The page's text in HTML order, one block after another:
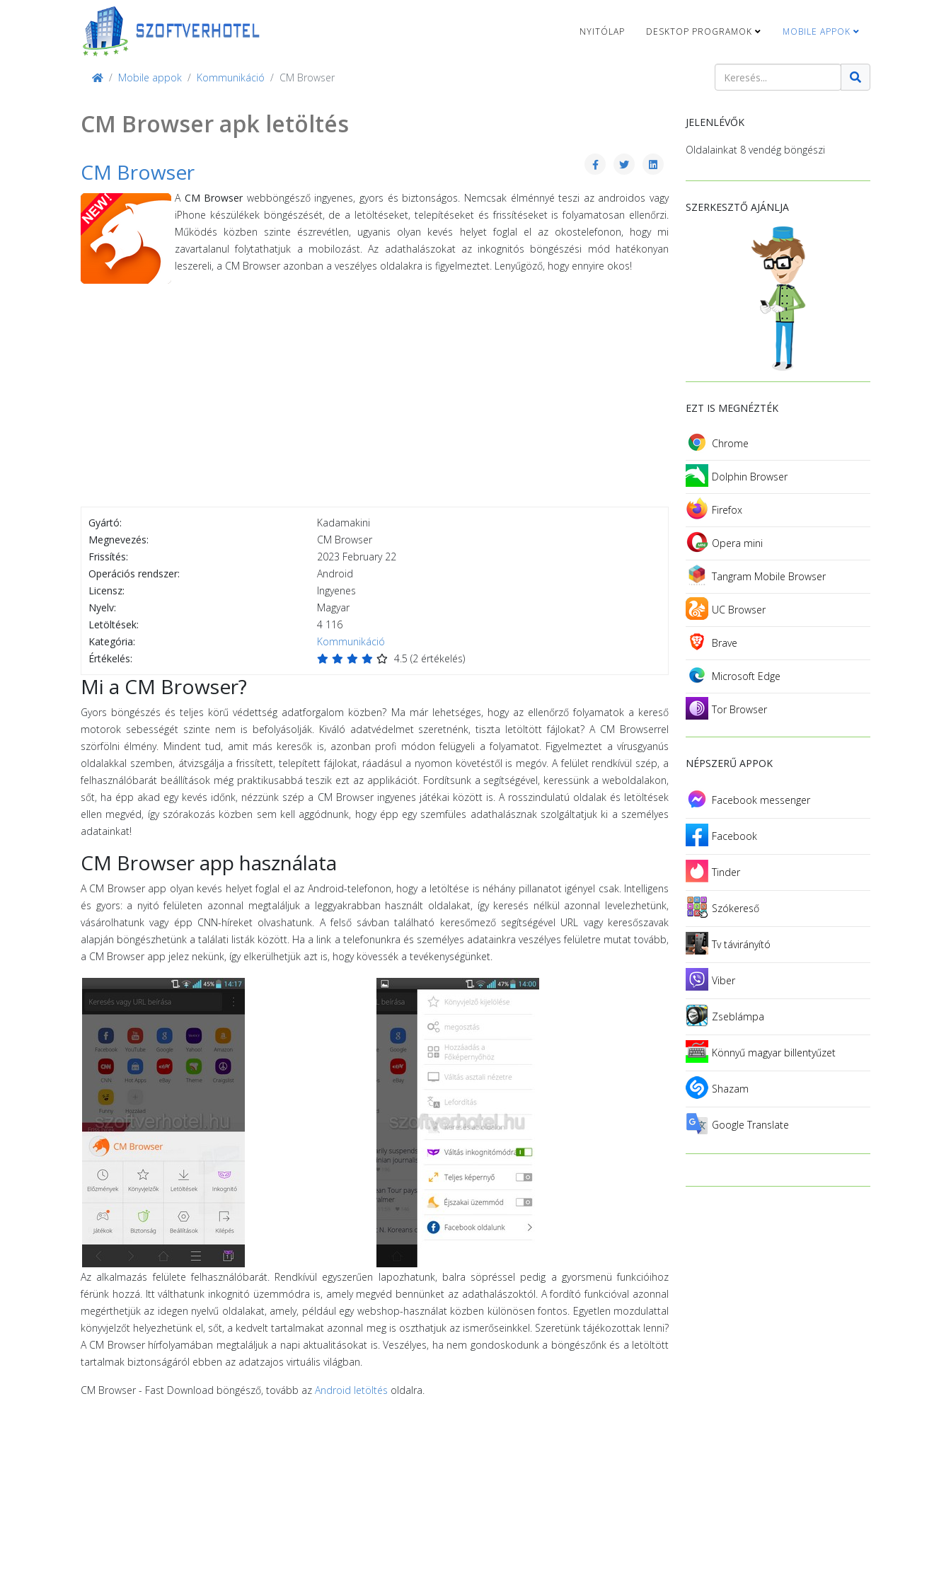
NYITÓLAP DESKTOP PROGRAMOK MOBILE APPOK
Mobile appok Kommunikáció CM Browser
Keresés
CM Browser apk letöltés
CM Browser
A CM Browser webböngésző ingyenes, gyors és biztonságos. Nemcsak élménnyé teszi az androidos vagy
iPhone készülékek böngészését, de a letöltéseket, telepítéseket és frissítéseket is folyamatosan ellenőrzi.
Működés közben szinte észrevétlen, ugyanis olyan kevés helyet foglal el az okostelefonon, hogy mi
zavartalanul folytathatjuk a mobilozást. Az adathalászokat az inkognitós böngészési mód hatékonyan
leszereli, a CM Browser azonban a veszélyes oldalakra is figyelmeztet. Lenyűgöző, hogy ennyire okos!
Gyártó:
Kadamakini
Megnevezés:
CM Browser
Frissítés:
2023 February 22
Operációs rendszer:
Android
Licensz:
Ingyenes
Nyelv:
Magyar
Letöltések:
4 116
Kategória:
Kommunikáció
Értékelés:
4.5 (2 értékelés)
Mi a CM Browser?
Gyors böngészés és teljes körű védettség adatforgalom közben? Ma már lehetséges, hogy az ellenőrző folyamatok a kereső
motorok sebességét szinte nem is befolyásolják. Kiváló adatvédelmet szeretnénk, tiszta letöltött fájlokat? A CM Browserrel
szörfölni élmény. Mindent tud, amit más keresők is, azonban profi módon felügyeli a folyamatot. Figyelmeztet a vírusgyanús
oldalakkal szemben, átvizsgálja a frissített, telepített fájlokat, ráadásul a nyomon követéstől is megóv. A felület rendkívül szép, a
felhasználóbarát beállítások még praktikusabbá teszik ezt az applikációt. Fordítsunk a segítségével, keressünk a weboldalakon,
sőt, ha épp akad egy kevés időnk, nézzünk szép a CM Browser ingyenes játékai között is. A rosszindulatú oldalak és letöltések
ellen megvéd, így szórakozás közben sem kell aggódnunk, hogy épp egy szemfüles adathalásznak szolgáltatjuk ki a személyes
adatainkat!
CM Browser app használata
A CM Browser app olyan kevés helyet foglal el az Android-telefonon, hogy a letöltése is néhány pillanatot igényel csak. Intelligens
és gyors: a nyitó felületen azonnal megtaláljuk a leggyakrabban használt oldalakat, így keresés nélkül azonnal levelezhetünk,
vásárolhatunk vagy épp CNN-híreket olvashatunk. A felső sávban található keresőmező segítségével URL vagy keresőszavak
alapján böngészhetünk a találati listák között. Ha a link a telefonunkra és személyes adatainkra veszélyes felületre mutat tovább,
a CM Browser app jelez nekünk, így elkerülhetjük azt is, hogy kövessék a tevékenységünket.
Az alkalmazás felülete felhasználóbarát. Rendkívül egyszerűen lapozhatunk, balra söpréssel pedig a gyorsmenü funkcióihoz
férünk hozzá. Itt válthatunk inkognitó üzemmódra is, amely megvéd bennünket az adathalászoktól. A fordító funkcióval azonnal
megérthetjük az idegen nyelvű oldalakat, amely, például egy webshop-használat közben különösen fontos. Egyetlen mozdulattal
könyvjelzőt helyezhetünk el, sőt, a kedvelt tartalmakat azonnal meg is oszthatjuk az ismerőseinkkel. Szeretünk tájékozottak lenni?
A CM Browser hírfolyamában megtaláljuk a napi aktualitásokat is. Veszélyes, ha nem gondoskodunk a böngészőnk és a letöltött
tartalmak biztonságáról ebben az adatzajos virtuális világban.
CM Browser - Fast Download böngésző, tovább az Android letöltés oldalra.
JELENLÉVŐK
Oldalainkat 8 vendég böngészi
SZERKESZTŐ AJÁNLJA
EZT IS MEGNÉZTÉK
Chrome
Dolphin Browser
Firefox
Opera mini
Tangram Mobile Browser
UC Browser
Brave
Microsoft Edge
Tor Browser
NÉPSZERŰ APPOK
Facebook messenger
Facebook
Tinder
Szókereső
Tv távirányító
Viber
Zseblámpa
Könnyű magyar billentyűzet
Shazam
Google Translate